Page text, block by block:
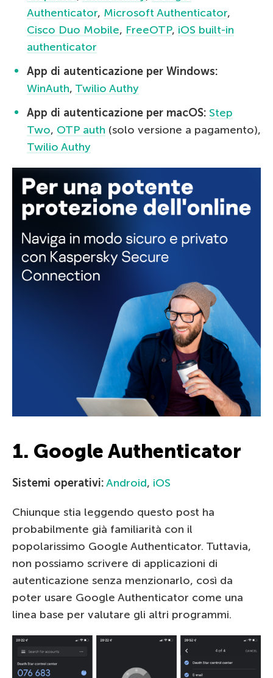
Authenticator, Microsoft Authenticator,
Cisco Duo Mobile, FreeOTP, iOS built-in
authenticator
App di autenticazione per Windows:
WinAuth, Twilio Authy
App di autenticazione per macOS: Step
Two, OTP auth (solo versione a pagamento),
Twilio Authy
1. Google Authenticator
Sistemi operativi:Android, iOS
Chiunque stia leggendo questo post ha
probabilmente già familiarità con il
popolarissimo Google Authenticator. Tuttavia,
non possiamo scrivere di applicazioni di
autenticazione senza menzionarlo, così da
poter usare Google Authenticator come una
linea base per valutare gli altri programmi.